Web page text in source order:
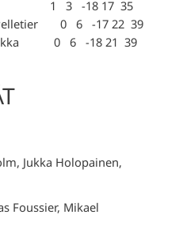
1 3 -18 17 35
0 6 -17 22 39
0 6 -18 21 39
Jukka Holopainen,
Foussier, Mikael